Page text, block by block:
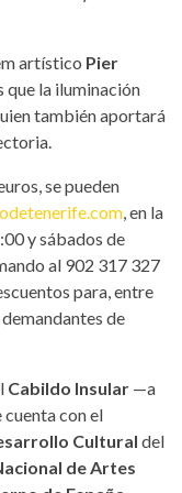
artístico Pier
que la iluminación
también aportará
se pueden
, en la
y sábados de
al 902 317 327
para, entre
de
Cabildo Insular —a
cuenta con el
Cultural del
de Artes